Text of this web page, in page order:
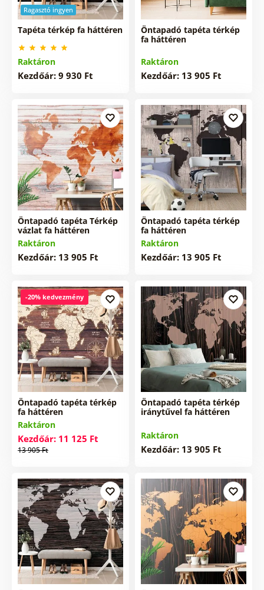
Ragasztó ingyen
Tapéta térkép fa háttéren
Raktáron
Kezdőár: 9 930 Ft
Öntapadó tapéta térkép
fa háttéren
Raktáron
Kezdőár: 13 905 Ft
Öntapadó tapéta Térkép
vázlat fa háttéren
Raktáron
Kezdőár: 13 905 Ft
Öntapadó tapéta térkép
fa háttéren
Raktáron
Kezdőár: 13 905 Ft
-20% kedvezmény
Öntapadó tapéta térkép
fa háttéren
Raktáron
Kezdőár: 11 125 Ft
13 905 Ft
Öntapadó tapéta térkép
iránytűvel fa háttéren
Raktáron
Kezdőár: 13 905 Ft